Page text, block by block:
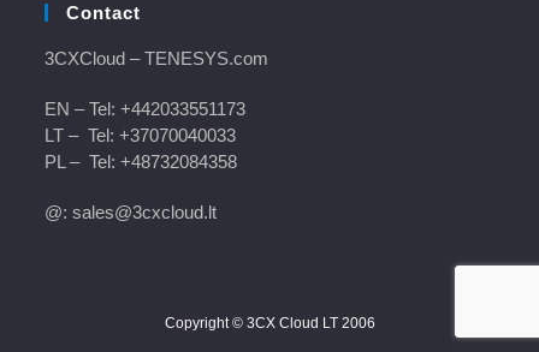
Contact
3CXCloud – TENESYS.com
EN – Tel:+442033551173
LT – Tel:+37070040033
PL – Tel:+48732084358
@: sales@3cxcloud.lt
Copyright © 3CX Cloud LT 2006